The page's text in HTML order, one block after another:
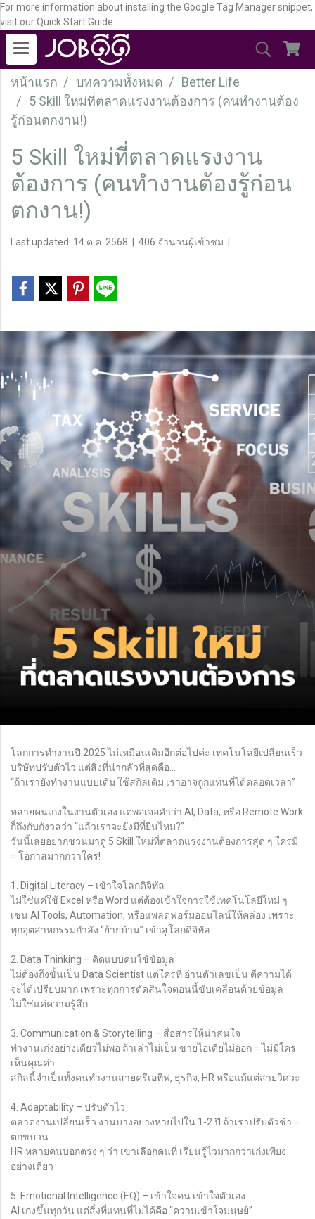
For more information about installing the Google Tag Manager snippet,
visit our Quick Start Guide .
หน้าแรก บทความทั้งหมด
Better Life
5 Skill ใหม่ที่ตลาดแรงงานต้องการ (คนทำงานต้อง
รู้ก่อนตกงาน!)
5 Skill ใหม่ที่ตลาดแรงงาน
ต้องการ (คนทำงานต้องรู้ก่อน
ตกงาน!)
Last updated: 14 ต.ค. 2568 406 จำนวนผู้เข้าชม
โลกการทำงานปี 2025 ไม่เหมือนเดิมอีกต่อไปค่ะ เทคโนโลยีเปลี่ยนเร็ว
บริษัทปรับตัวไว แต่สิ่งที่น่ากลัวที่สุดคือ…
“ถ้าเรายังทำงานแบบเดิม ใช้สกิลเดิม เราอาจถูกแทนที่ได้ตลอดเวลา”
หลายคนเก่งในงานตัวเอง แต่พอเจอคำว่า AI, Data, หรือ Remote Work
ก็ถึงกับกังวลว่า “แล้วเราจะยังมีที่ยืนไหม?”
วันนี้เลยอยากชวนมาดู 5 Skill ใหม่ที่ตลาดแรงงานต้องการสุด ๆ ใครมี
= โอกาสมากกว่าใคร!
1. Digital Literacy – เข้าใจโลกดิจิทัล
ไม่ใช่แค่ใช้ Excel หรือ Word แต่ต้องเข้าใจการใช้เทคโนโลยีใหม่ ๆ
เช่น AI Tools, Automation, หรือแพลตฟอร์มออนไลน์ให้คล่อง เพราะ
ทุกอุตสาหกรรมกำลัง “ย้ายบ้าน” เข้าสู่โลกดิจิทัล
2. Data Thinking – คิดแบบคนใช้ข้อมูล
ไม่ต้องถึงขั้นเป็น Data Scientist แต่ใครที่ อ่านตัวเลขเป็น ตีความได้
จะได้เปรียบมาก เพราะทุกการตัดสินใจตอนนี้ขับเคลื่อนด้วยข้อมูล
ไม่ใช่แค่ความรู้สึก
3. Communication & Storytelling – สื่อสารให้น่าสนใจ
ทำงานเก่งอย่างเดียวไม่พอ ถ้าเล่าไม่เป็น ขายไอเดียไม่ออก = ไม่มีใคร
เห็นคุณค่า
สกิลนี้จำเป็นทั้งคนทำงานสายครีเอทีฟ, ธุรกิจ, HR หรือแม้แต่สายวิศวะ
4. Adaptability – ปรับตัวไว
ตลาดงานเปลี่ยนเร็ว งานบางอย่างหายไปใน 1-2 ปี ถ้าเราปรับตัวช้า =
ตกขบวน
HR หลายคนบอกตรง ๆ ว่า เขาเลือกคนที่ เรียนรู้ไวมากกว่าเก่งเพียง
อย่างเดียว
5. Emotional Intelligence (EQ) – เข้าใจคน เข้าใจตัวเอง
AI เก่งขึ้นทุกวัน แต่สิ่งที่แทนที่ไม่ได้คือ “ความเข้าใจมนุษย์”